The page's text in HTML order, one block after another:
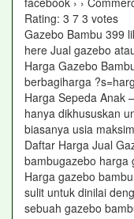
Rating: 3 7 ‎3 votes
Gazebo Bambu 399
here Jual gazebo
Harga Gazebo
berbagiharga
Harga Sepeda Anak
hanya dikhususkan
biasanya usia
Daftar Harga Jual
bambugazebo harga
Harga gazebo
sulit untuk dinilai
sebuah gazebo